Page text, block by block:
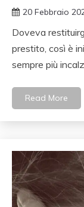
20 Febbraio
Doveva
prestito, così è
sempre più
Read More